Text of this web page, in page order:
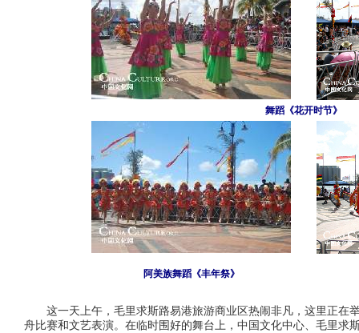
舞蹈《花开时节》
阿美族舞蹈《丰年祭》
这一天上午，毛里求斯路易港旅游商业区热闹非凡，这里正
舟比赛和文艺表演。在临时围好的舞台上，中国文化中心、毛里求